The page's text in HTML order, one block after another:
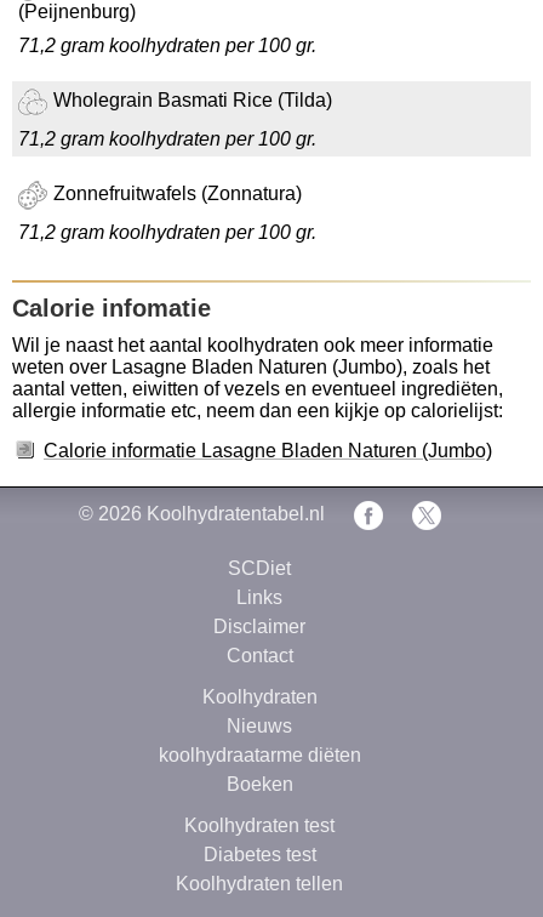
(Peijnenburg)
71,2 gram koolhydraten per 100 gr.
Wholegrain Basmati Rice (Tilda)
71,2 gram koolhydraten per 100 gr.
Zonnefruitwafels (Zonnatura)
71,2 gram koolhydraten per 100 gr.
Calorie infomatie
Wil je naast het aantal koolhydraten ook meer informatie
weten over Lasagne Bladen Naturen (Jumbo), zoals het
aantal vetten, eiwitten of vezels en eventueel ingrediëten,
allergie informatie etc, neem dan een kijkje op calorielijst:
Calorie informatie Lasagne Bladen Naturen (Jumbo)
© 2026 Koolhydratentabel.nl
SCDiet
Links
Disclaimer
Contact
Koolhydraten
Nieuws
koolhydraatarme diëten
Boeken
Koolhydraten test
Diabetes test
Koolhydraten tellen